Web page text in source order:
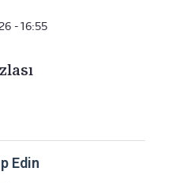
- 16:55
Edin